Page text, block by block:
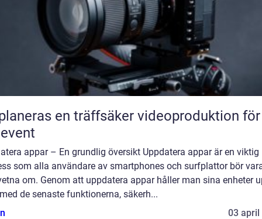
en träffsäker videoproduktion för
appar – En grundlig översikt Uppdatera appar är en viktig
som alla användare av smartphones och surfplattor bör
om. Genom att uppdatera appar håller man sina enheter
de senaste funktionerna, säkerh...
03 april